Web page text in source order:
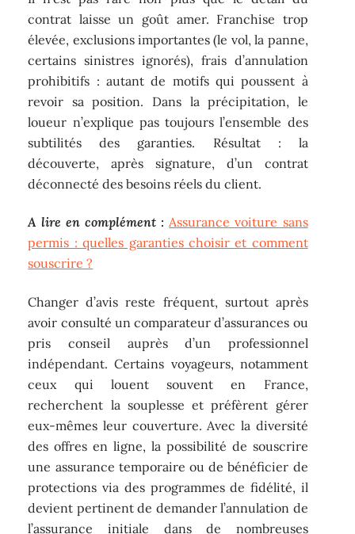
contrat laisse un goût amer. Franchise trop
élevée, exclusions importantes (le vol, la panne,
certains sinistres ignorés), frais d’annulation
prohibitifs : autant de motifs qui poussent à
revoir sa position. Dans la précipitation, le
loueur n’explique pas toujours l’ensemble des
subtilités des garanties. Résultat : la
découverte, après signature, d’un contrat
déconnecté des besoins réels du client.
A lire en complément : Assurance voiture sans
permis : quelles garanties choisir et comment
souscrire ?
Changer d’avis reste fréquent, surtout après
avoir consulté un comparateur d’assurances ou
pris conseil auprès d’un professionnel
indépendant. Certains voyageurs, notamment
ceux qui louent souvent en France,
recherchent la souplesse et préfèrent gérer
eux-mêmes leur couverture. Avec la diversité
des offres en ligne, la possibilité de souscrire
une assurance temporaire ou de bénéficier de
protections via des programmes de fidélité, il
devient pertinent de demander l’annulation de
l’assurance initiale dans de nombreuses